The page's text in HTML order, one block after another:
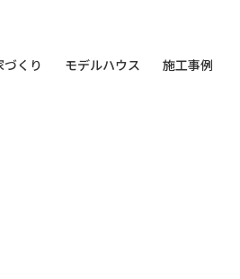
くり モデルハウス 施工事例